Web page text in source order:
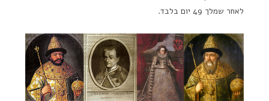
לאחר שמלך 49 יום בלבד.